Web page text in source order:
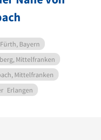
Fürth, Bayern
Mittelfranken
Mittelfranken
Erlangen